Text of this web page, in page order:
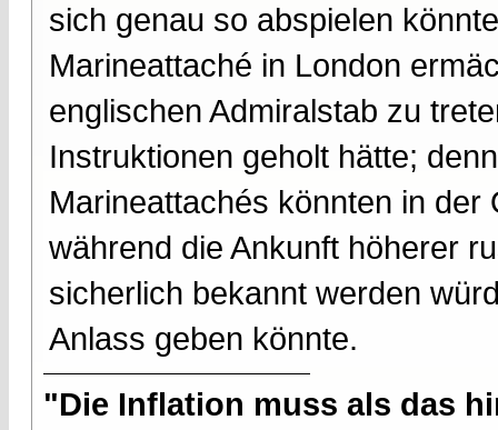
sich genau so abspielen
Marineattaché in London
englischen Admiralstab zu
Instruktionen geholt hätte;
Marineattachés könnten in
während die Ankunft höherer
sicherlich bekannt werden
Anlass geben könnte.
"Die Inflation muss als das